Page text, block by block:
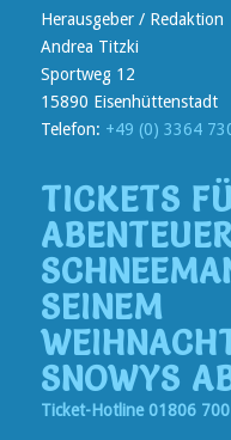
Herausgeber / Redaktion
Andrea Titzki
Sportweg 12
15890 Eisenhüttenstadt
Telefon: +49 (0) 3364
TICKETS
SEINEM
SNOWYS
Ticket-Hotline 01806